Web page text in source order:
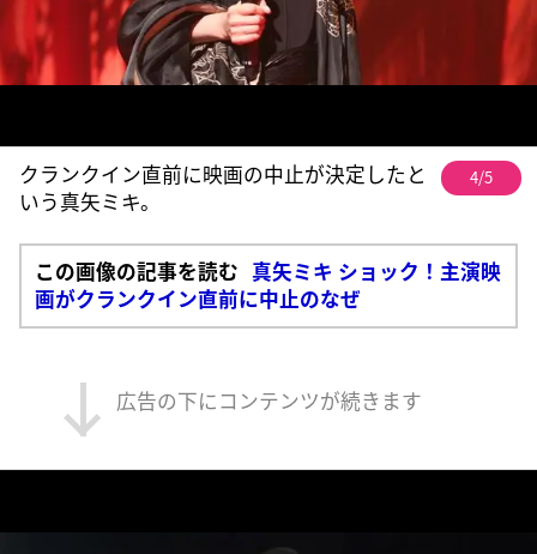
クランクイン直前に映画の中止が決定したと
いう真矢ミキ。
4/5
この画像の記事を読む 真矢ミキ ショック！主演映
画がクランクイン直前に中止のなぜ
広告の下にコンテンツが続きます